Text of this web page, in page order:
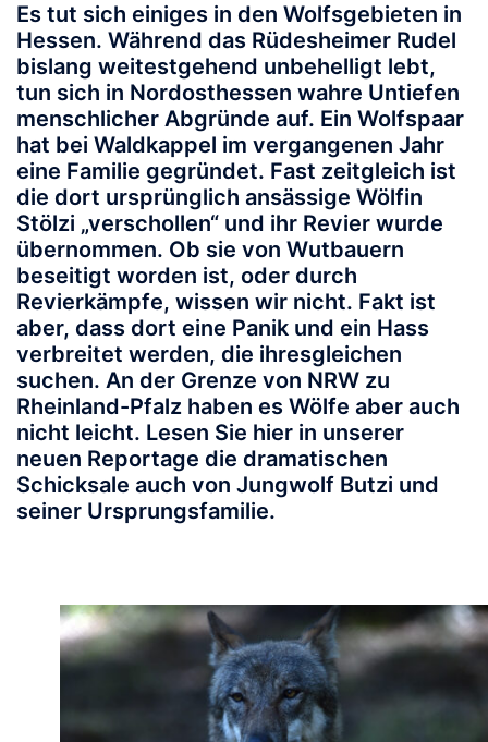
Es tut sich einiges in den Wolfsgebieten in
Hessen. Während das Rüdesheimer Rudel
bislang weitestgehend unbehelligt lebt,
tun sich in Nordosthessen wahre Untiefen
menschlicher Abgründe auf. Ein Wolfspaar
hat bei Waldkappel im vergangenen Jahr
eine Familie gegründet. Fast zeitgleich ist
die dort ursprünglich ansässige Wölfin
Stölzi „verschollen“ und ihr Revier wurde
übernommen. Ob sie von Wutbauern
beseitigt worden ist, oder durch
Revierkämpfe, wissen wir nicht. Fakt ist
aber, dass dort eine Panik und ein Hass
verbreitet werden, die ihresgleichen
suchen. An der Grenze von NRW zu
Rheinland-Pfalz haben es Wölfe aber auch
nicht leicht. Lesen Sie hier in unserer
neuen Reportage die dramatischen
Schicksale auch von Jungwolf Butzi und
seiner Ursprungsfamilie.